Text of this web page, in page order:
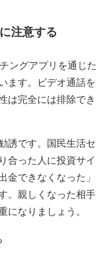
注意する
ングアプリを通じた
ます。ビデオ通話を
は完全には排除でき
誘です。国民生活セ
合った人に投資サイ
金できなくなった」
。親しくなった相手
になりましょう。